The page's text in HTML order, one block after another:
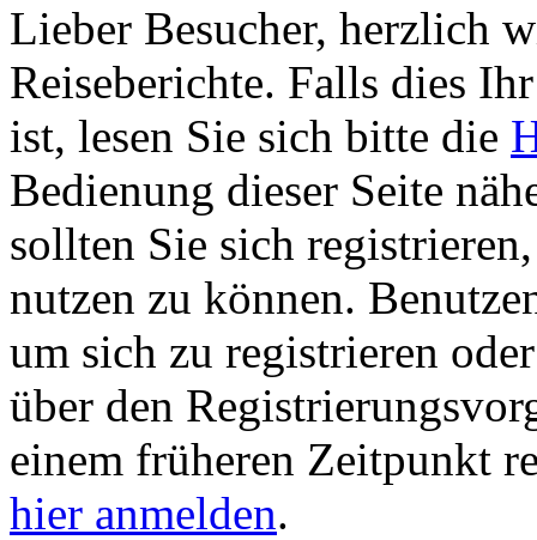
Lieber Besucher, herzlich
Reiseberichte. Falls dies
ist, lesen Sie sich bitte die
Bedienung dieser Seite
sollten Sie sich
nutzen zu können.
um sich zu registrieren
über den
einem früheren Zeitpunkt
hier anmelden.